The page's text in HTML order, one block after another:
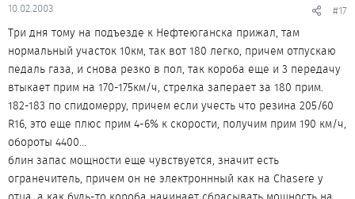
10.02.2003 #17
Три дня тому на подъезде к Нефтеюганска прижал, там
нормальный участок 10км, так вот 180 легко, причем отпускаю
педаль газа, и снова резко в пол, так короба еще и 3 передачу
втыкает прим на 170-175км/ч, стрелка заперает за 180 прим.
182-183 по спидомерру, причем если учесть что резина 205/60
R16, это еще плюс прим 4-6% к скорости, получим прим 190 км/ч,
обороты 4400...
блин запас мощности еще чувствуется, значит есть
огранечитель, причем он не электроннный как на Chasere у